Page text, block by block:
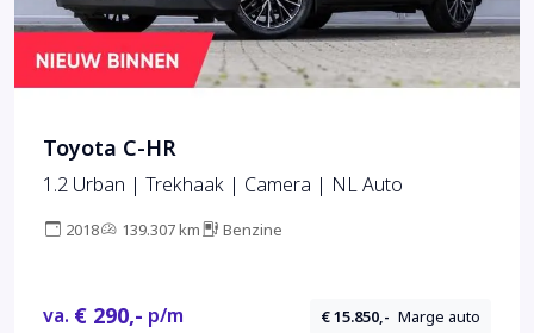
Toyota C-HR
1.2 Urban | Trekhaak | Camera | NL Auto
2018 139.307 km Benzine
va. € 290,- p/m € 15.850,- Marge auto